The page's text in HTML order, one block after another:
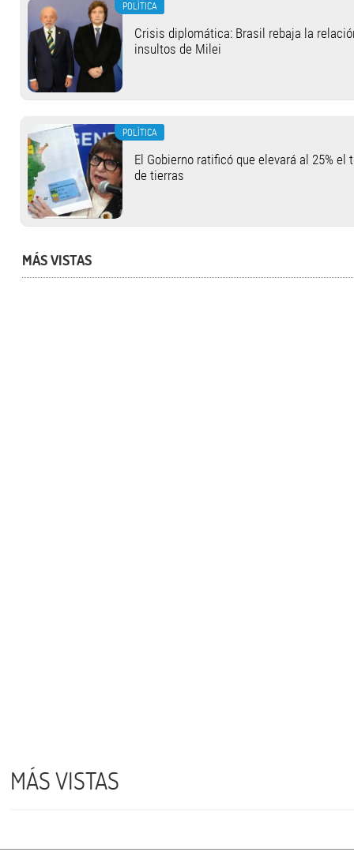
POLÍTICA
Crisis diplomática: Brasil rebaja la
insultos de Milei
POLÍTICA
El Gobierno ratificó que elevará al 25%
de tierras
MÁS VISTAS
MÁS VISTAS